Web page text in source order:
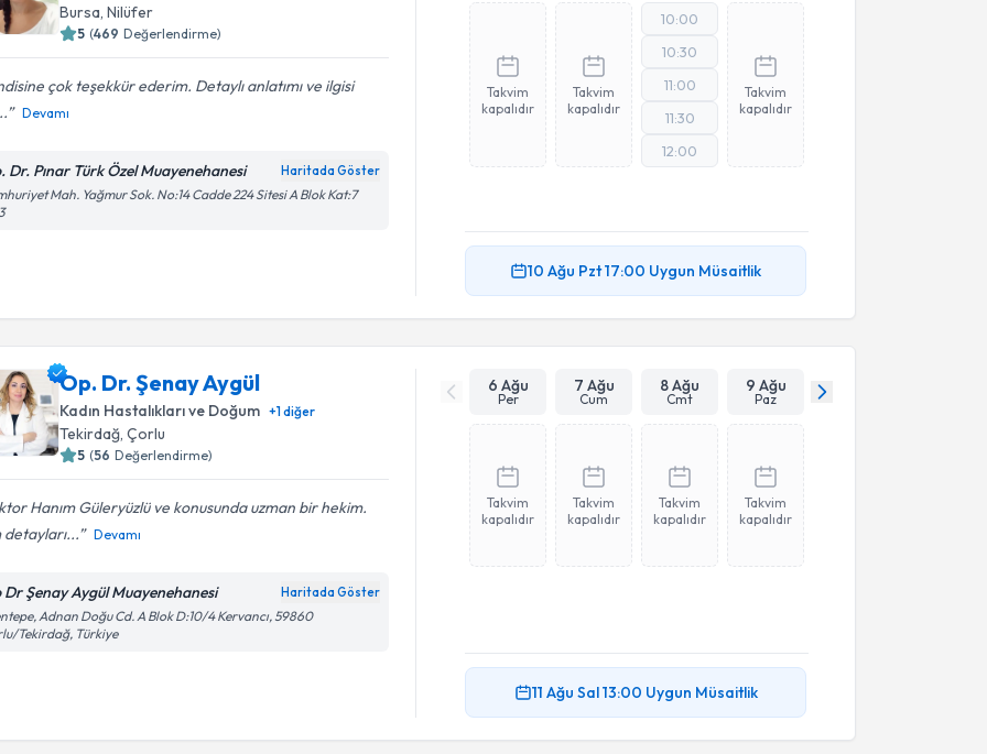
Bursa, Nilüfer
5 (469 Değerlendirme)
çok teşekkür ederim. Detaylı anlatımı ve ilgisi
Devamı
Dr. Pınar Türk Özel Muayenehanesi Haritada Göster
Mah. Yağmur Sok. No:14 Cadde 224 Sitesi A Blok Kat:7
Takvim
kapalıdır
Takvim
kapalıdır
10:00
10:30
11:00
11:30
12:00
Takvim
kapalıdır
10 Ağu Pzt17:00 Uygun Müsaitlik
Op. Dr. Şenay Aygül
Kadın Hastalıkları ve Doğum +1diğer
Tekirdağ, Çorlu
5 (56 Değerlendirme)
Hanım Güleryüzlü ve konusunda uzman bir hekim.
detayları...
Devamı
Dr Şenay Aygül Muayenehanesi Haritada Göster
Adnan Doğu Cd. A Blok D:10/4 Kervancı, 59860
Tekirdağ, Türkiye
6 Ağu
Per
7 Ağu
Cum
8 Ağu
Cmt
9 Ağu
Paz
Takvim
kapalıdır
Takvim
kapalıdır
Takvim
kapalıdır
Takvim
kapalıdır
11 Ağu Sal13:00 Uygun Müsaitlik